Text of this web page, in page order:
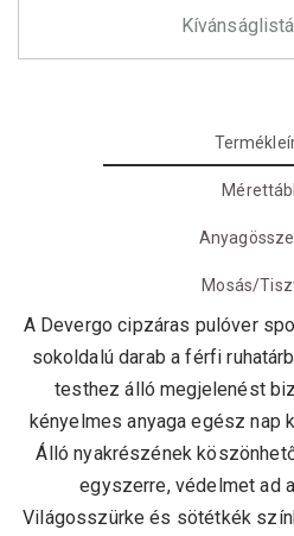
Mosás/
A Devergo cipzáras pulóver
sokoldalú darab a férfi
testhez álló megjelenést
kényelmes anyaga egész nap
Álló nyakrészének
egyszerre, védelmet ad
Világosszürke és sötétkék